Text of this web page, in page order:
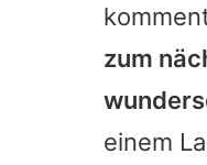
zum
einem